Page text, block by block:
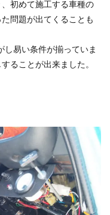
初めて施工する車種の
問題が出てくることも
し易い条件が揃っていま
ることが出来ました。